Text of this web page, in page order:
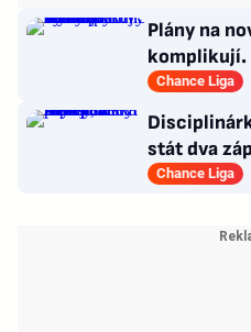
Plány na
komplikují.
narušuje
Chance Liga
stát dva
prominut
Chance Liga